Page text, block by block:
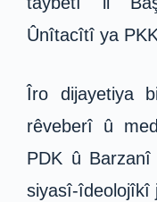
Ûnîtacîtî ya
Îro dijayetiya
rêveberî û
PDK û
siyasî-îdeolojîkî